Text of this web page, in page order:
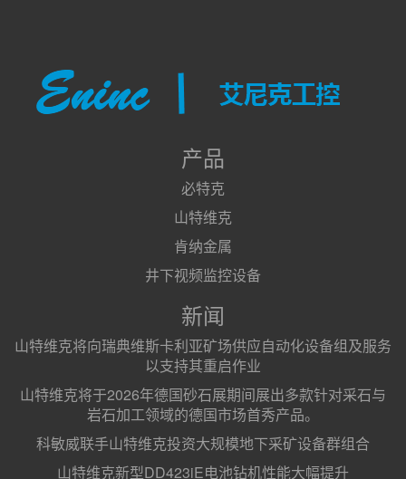
产品
必特克
山特维克
肯纳金属
井下视频监控设备
新闻
山特维克将向瑞典维斯卡利亚矿场供应自动化设备组及服务
以支持其重启作业
山特维克将于2026年德国砂石展期间展出多款针对采石与
岩石加工领域的德国市场首秀产品。
科敏威联手山特维克投资大规模地下采矿设备群组合
山特维克新型DD423iE电池钻机性能大幅提升